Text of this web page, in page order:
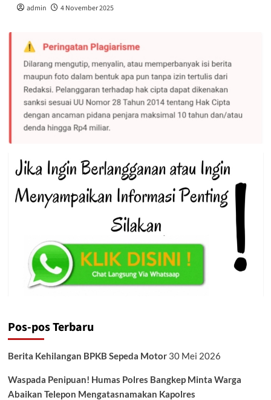
admin 4 November 2025
Pos-pos Terbaru
Berita Kehilangan BPKB Sepeda Motor 30 Mei 2026
Waspada Penipuan! Humas Polres Bangkep Minta Warga
Abaikan Telepon Mengatasnamakan Kapolres